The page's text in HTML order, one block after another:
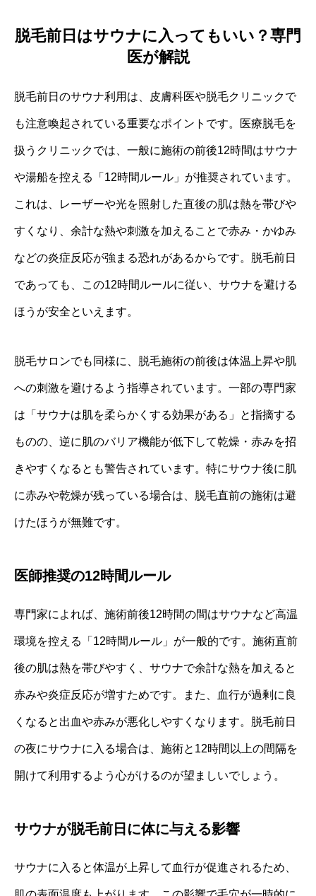
脱毛前日はサウナに入ってもいい？専門
医が解説
脱毛前日のサウナ利用は、皮膚科医や脱毛クリニックで
も注意喚起されている重要なポイントです。医療脱毛を
扱うクリニックでは、一般に施術の前後12時間はサウナ
や湯船を控える「12時間ルール」が推奨されています。
これは、レーザーや光を照射した直後の肌は熱を帯びや
すくなり、余計な熱や刺激を加えることで赤み・かゆみ
などの炎症反応が強まる恐れがあるからです。脱毛前日
であっても、この12時間ルールに従い、サウナを避ける
ほうが安全といえます。
脱毛サロンでも同様に、脱毛施術の前後は体温上昇や肌
への刺激を避けるよう指導されています。一部の専門家
は「サウナは肌を柔らかくする効果がある」と指摘する
ものの、逆に肌のバリア機能が低下して乾燥・赤みを招
きやすくなるとも警告されています。特にサウナ後に肌
に赤みや乾燥が残っている場合は、脱毛直前の施術は避
けたほうが無難です。
医師推奨の12時間ルール
専門家によれば、施術前後12時間の間はサウナなど高温
環境を控える「12時間ルール」が一般的です。施術直前
後の肌は熱を帯びやすく、サウナで余計な熱を加えると
赤みや炎症反応が増すためです。また、血行が過剰に良
くなると出血や赤みが悪化しやすくなります。脱毛前日
の夜にサウナに入る場合は、施術と12時間以上の間隔を
開けて利用するよう心がけるのが望ましいでしょう。
サウナが脱毛前日に体に与える影響
サウナに入ると体温が上昇して血行が促進されるため、